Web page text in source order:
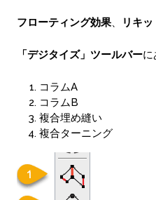
フローティング効果、 リキ
「デジタイズ」ツールバーに
コラムA
コラムB
複合埋め縫い
複合ターニング